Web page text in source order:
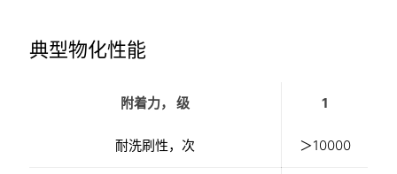
典型物化性能
附着力， 级 1
耐洗刷性，次 ＞10000